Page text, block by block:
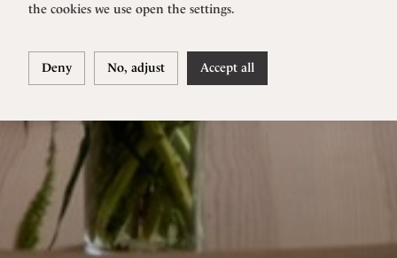
the cookies we use open the settings.
Deny No, adjust Accept all